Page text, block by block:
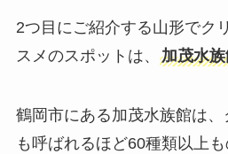
2つ目にご紹介する山形でク
スメのスポットは、 加茂水
鶴岡市にある加茂水族館は、
も呼ばれるほど60種類以上